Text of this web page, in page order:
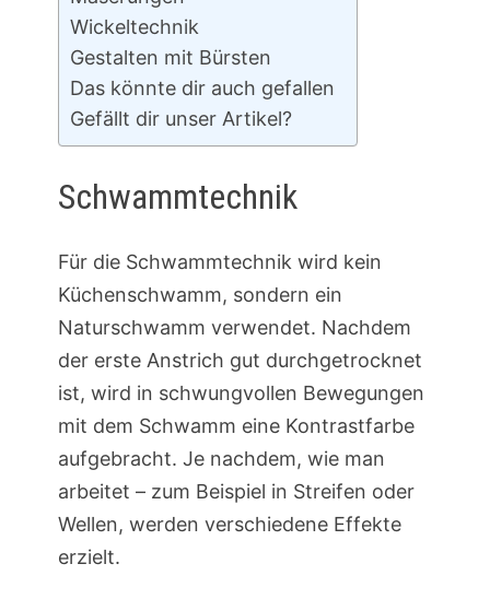
Wickeltechnik
Gestalten mit Bürsten
Das könnte dir auch gefallen
Gefällt dir unser Artikel?
Schwammtechnik
Für die Schwammtechnik wird kein
Küchenschwamm, sondern ein
Naturschwamm verwendet. Nachdem
der erste Anstrich gut durchgetrocknet
ist, wird in schwungvollen Bewegungen
mit dem Schwamm eine Kontrastfarbe
aufgebracht. Je nachdem, wie man
arbeitet – zum Beispiel in Streifen oder
Wellen, werden verschiedene Effekte
erzielt.